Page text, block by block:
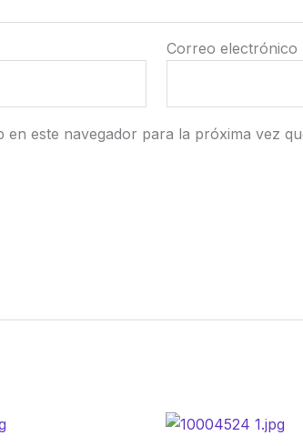
Correo electrónico
este navegador para la próxima vez